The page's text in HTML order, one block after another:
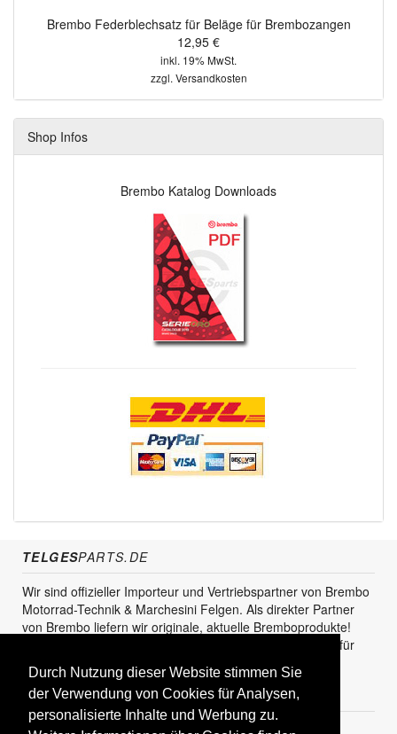
Durch Nutzung dieser Website stimmen Sie
der Verwendung von Cookies für Analysen,
personalisierte Inhalte und Werbung zu.
Brembo Federblechsatz für Beläge für Brembozangen
12,95 €
inkl. 19% MwSt.
zzgl. Versandkosten
Shop Infos
Brembo Katalog Downloads
TELGESPARTS.DE
Wir sind offizieller Importeur und Vertriebspartner von Brembo
Motorrad-Technik & Marchesini Felgen. Als direkter Partner
von Brembo liefern wir originale, aktuelle Bremboprodukte!
Unser Service steht sowohl für den Endkunden als auch für
den Einzel- und Grosshandel zur Verfügung.
KUNDENBEREICH
Registrieren